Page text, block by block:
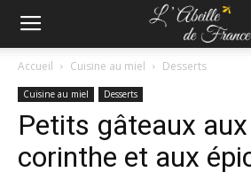
Accueil Cuisine au miel Desserts
Cuisine au miel Desserts
Petits gâteaux
corinthe et aux